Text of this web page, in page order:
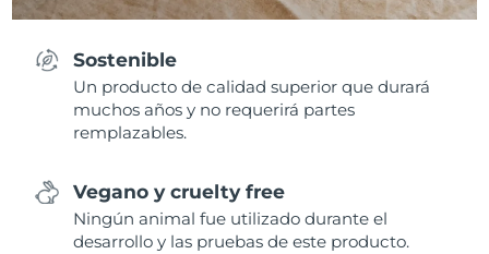
Sostenible
Un producto de calidad superior que durará
muchos años y no requerirá partes
remplazables.
Vegano y cruelty free
Ningún animal fue utilizado durante el
desarrollo y las pruebas de este producto.